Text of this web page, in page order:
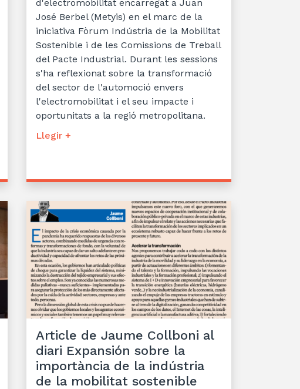
d'electromobilitat encarregat a Juan
José Berbel (Metyis) en el marc de la
iniciativa Fòrum Indústria de la Mobilitat
Sostenible i de les Comissions de Treball
del Pacte Industrial. Durant les sessions
s'ha reflexionat sobre la transformació
del sector de l'automoció envers
l'electromobilitat i el seu impacte i
oportunitats a la regió metropolitana.
Llegir +
Article de Jaume Collboni al
diari Expansión sobre la
importància de la indústria
de la mobilitat sostenible